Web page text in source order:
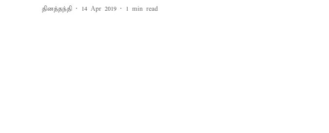
தினத்தந்தி 14 Apr 2019 1 min read